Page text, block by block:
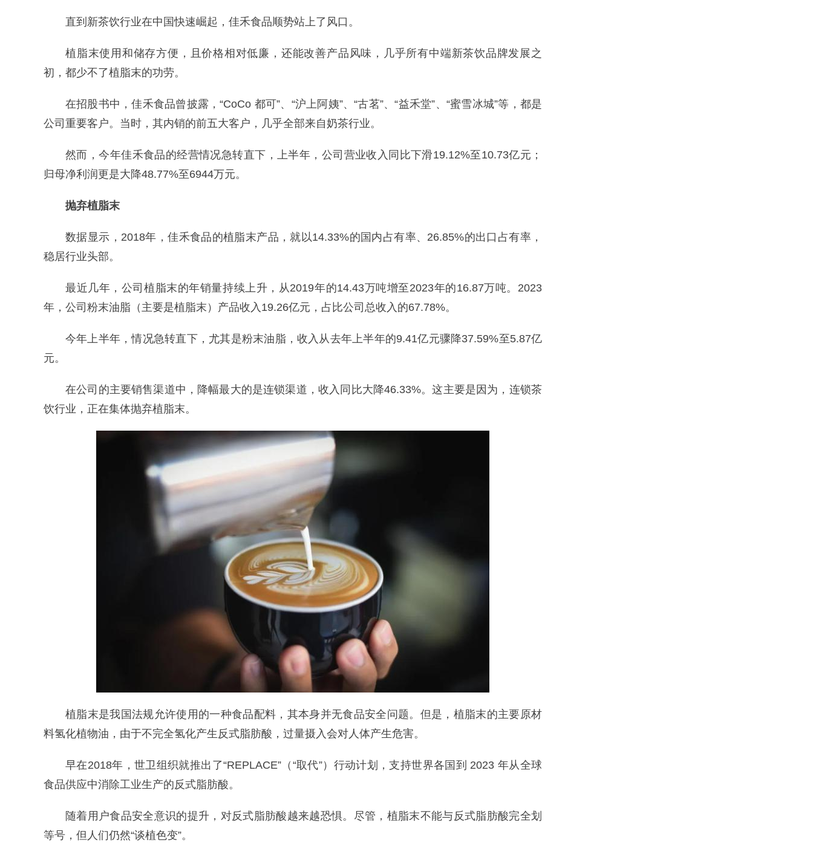
直到新茶饮行业在中国快速崛起，佳禾食品顺势站上了风口。
植脂末使用和储存方便，且价格相对低廉，还能改善产品风味，几乎所有中端新茶饮品牌发展之
初，都少不了植脂末的功劳。
在招股书中，佳禾食品曾披露，“CoCo 都可”、“沪上阿姨”、“古茗”、“益禾堂”、“蜜雪冰城”等，都是
公司重要客户。当时，其内销的前五大客户，几乎全部来自奶茶行业。
然而，今年佳禾食品的经营情况急转直下，上半年，公司营业收入同比下滑19.12%至10.73亿元；
归母净利润更是大降48.77%至6944万元。
抛弃植脂末
数据显示，2018年，佳禾食品的植脂末产品，就以14.33%的国内占有率、26.85%的出口占有率，
稳居行业头部。
最近几年，公司植脂末的年销量持续上升，从2019年的14.43万吨增至2023年的16.87万吨。2023
年，公司粉末油脂（主要是植脂末）产品收入19.26亿元，占比公司总收入的67.78%。
今年上半年，情况急转直下，尤其是粉末油脂，收入从去年上半年的9.41亿元骤降37.59%至5.87亿
元。
在公司的主要销售渠道中，降幅最大的是连锁渠道，收入同比大降46.33%。这主要是因为，连锁茶
饮行业，正在集体抛弃植脂末。
植脂末是我国法规允许使用的一种食品配料，其本身并无食品安全问题。但是，植脂末的主要原材
料氢化植物油，由于不完全氢化产生反式脂肪酸，过量摄入会对人体产生危害。
早在2018年，世卫组织就推出了“REPLACE”（“取代”）行动计划，支持世界各国到 2023 年从全球
食品供应中消除工业生产的反式脂肪酸。
随着用户食品安全意识的提升，对反式脂肪酸越来越恐惧。尽管，植脂末不能与反式脂肪酸完全划
等号，但人们仍然“谈植色变”。